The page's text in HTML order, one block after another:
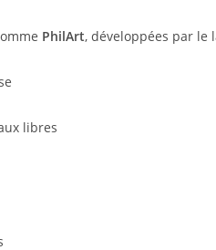
PhilArt, développées par le
libres